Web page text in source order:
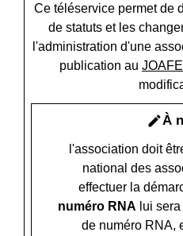
Ce téléservice permet de
de statuts et les
l'administration d'une
publication au JOAFE
editÀ
l'association doit
national des
effectuer la
numéro RNA lui
de numéro RNA,